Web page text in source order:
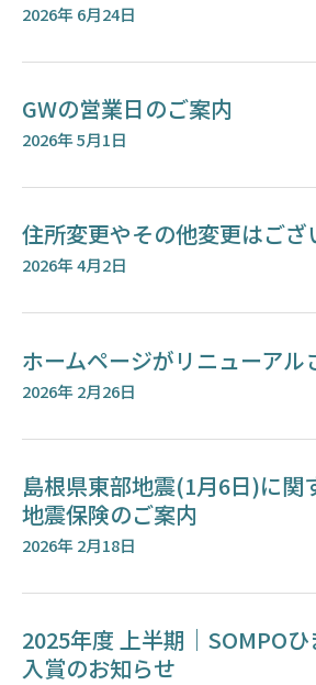
2026年 6月24日
GWの営業日のご案内
2026年 5月1日
住所変更やその他変更はござ
2026年 4月2日
ホームページがリニューアル
2026年 2月26日
島根県東部地震(1月6日)に関
地震保険のご案内
2026年 2月18日
2025年度 上半期｜SOMPO
入賞のお知らせ